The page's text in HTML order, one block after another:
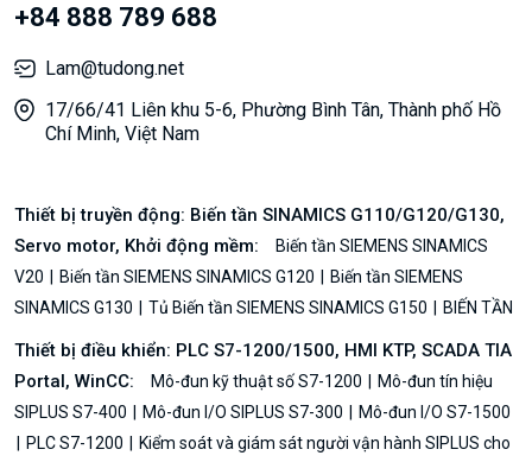
+84 888 789 688
Lam@tudong.net
17/66/41 Liên khu 5-6, Phường Bình Tân, Thành phố Hồ
Chí Minh, Việt Nam
Thiết bị truyền động: Biến tần SINAMICS G110/G120/G130,
Servo motor, Khởi động mềm:
Biến tần SIEMENS SINAMICS
V20
Biến tần SIEMENS SINAMICS G120
Biến tần SIEMENS
SINAMICS G130
Tủ Biến tần SIEMENS SINAMICS G150 BIẾN TẦN
Thiết bị điều khiển: PLC S7-1200/1500, HMI KTP, SCADA TIA
Portal, WinCC:
Mô-đun kỹ thuật số S7-1200
Mô-đun tín hiệu
SIPLUS S7-400
Mô-đun I/O SIPLUS S7-300
Mô-đun I/O S7-1500
PLC S7-1200
Kiểm soát và giám sát người vận hành SIPLUS cho